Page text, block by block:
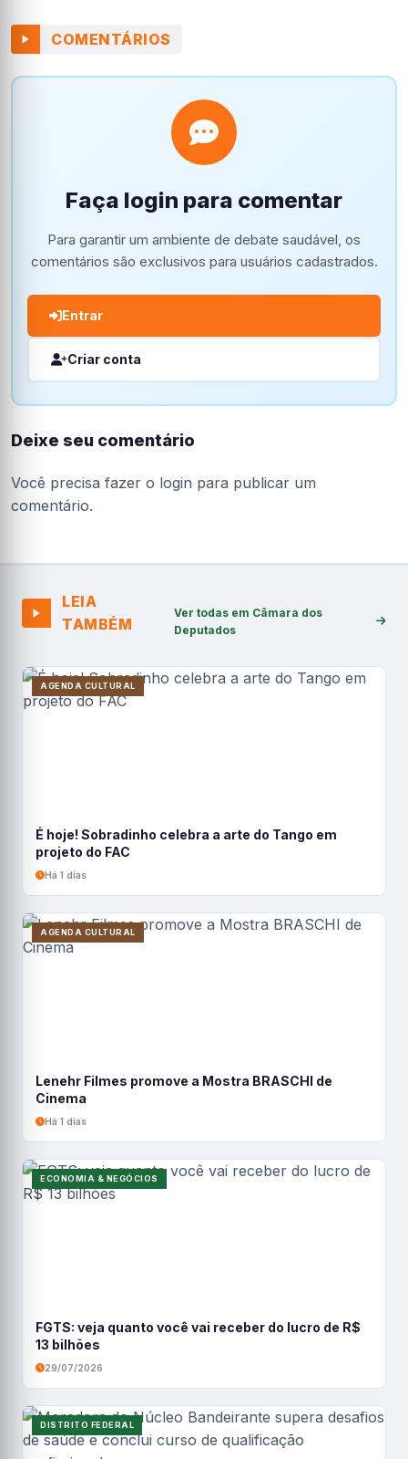
COMENTÁRIOS
Faça login para comentar
Para garantir um ambiente de debate saudável, os
comentários são exclusivos para usuários cadastrados.
Entrar
Criar conta
Deixe seu comentário
Você precisa fazer o login para publicar um
comentário.
LEIA
TAMBÉM
Ver todas em Câmara dos
Deputados
AGENDA CULTURAL
É hoje! Sobradinho celebra a arte do Tango em
projeto do FAC
Há 1 dias
AGENDA CULTURAL
Lenehr Filmes promove a Mostra BRASCHI de
Cinema
Há 1 dias
ECONOMIA & NEGÓCIOS
FGTS: veja quanto você vai receber do lucro de R$
13 bilhões
29/07/2026
DISTRITO FEDERAL